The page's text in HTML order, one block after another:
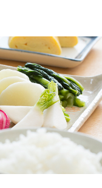
社会貢献 品質保証